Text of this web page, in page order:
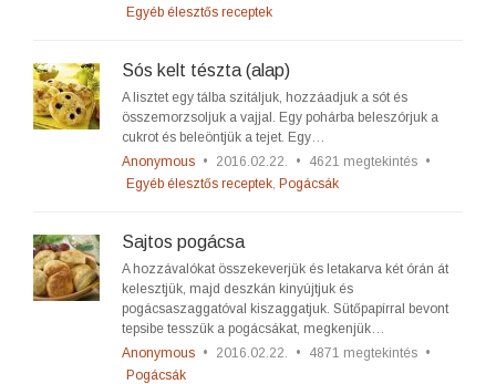
Egyéb élesztős receptek
Sós kelt tészta (alap)
A lisztet egy tálba szitáljuk, hozzáadjuk a sót és
összemorzsoljuk a vajjal. Egy pohárba beleszórjuk a
cukrot és beleöntjük a tejet. Egy…
Anonymous • 2016.02.22. • 4621 megtekintés •
Egyéb élesztős receptek, Pogácsák
Sajtos pogácsa
A hozzávalókat összekeverjük és letakarva két órán át
kelesztjük, majd deszkán kinyújtjuk és
pogácsaszaggatóval kiszaggatjuk. Sütőpapírral bevont
tepsibe tesszük a pogácsákat, megkenjük…
Anonymous • 2016.02.22. • 4871 megtekintés •
Pogácsák